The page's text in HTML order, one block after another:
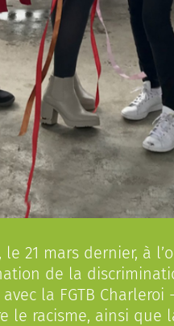
21 mars dernier, à
de la
la FGTB
le racisme, ainsi que